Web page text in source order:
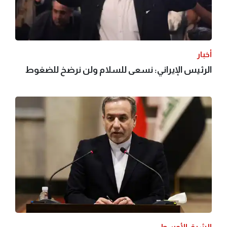
أخبار
الرئيس الإيراني: نسعى للسلام ولن نرضخ للضغوط